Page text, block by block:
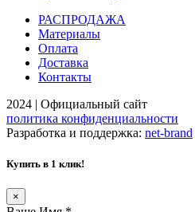
РАСПРОДАЖА
Материалы
Оплата
Доставка
Контакты
2024 | Официальный сайт
политика конфиденциальности
Разработка и поддержка: net-brand
Купить в 1 клик!
×